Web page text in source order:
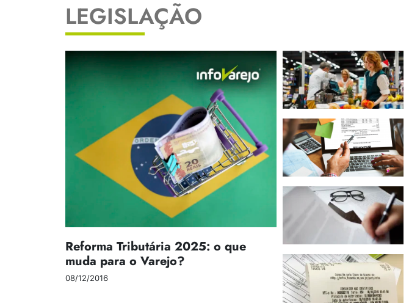
LEGISLAÇÃO
Reforma Tributária 2025: o que
muda para o Varejo?
08/12/2016